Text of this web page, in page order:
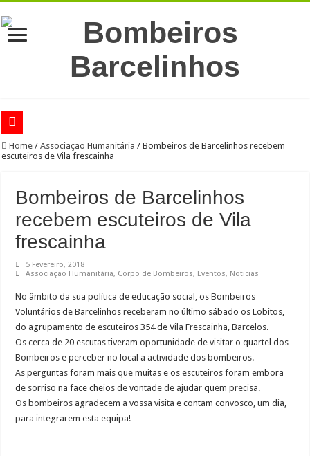
RED ALERT 2024
CARNAVAL SOLIDÁRIO!
De geração em geração…
Uma iniciativa do Motor Clube de Barcelos
Participação de Falecimento
Participação de Falecimento
Já há vencedores para o concurso de desenho lançado às crianças do primeiro
Chegou a altura de voltar a ajudar os Bombeiros de Barcelinhos com o seu IRS
Home / Associação Humanitária / Bombeiros de Barcelinhos recebem
escuteiros de Vila frescainha
Bombeiros de Barcelinhos
recebem escuteiros de Vila
frescainha
5 Fevereiro, 2018
Associação Humanitária, Corpo de Bombeiros, Eventos, Notícias
No âmbito da sua política de educação social, os Bombeiros
Voluntários de Barcelinhos receberam no último sábado os Lobitos,
do agrupamento de escuteiros 354 de Vila Frescainha, Barcelos.
Os cerca de 20 escutas tiveram oportunidade de visitar o quartel dos
Bombeiros e perceber no local a actividade dos bombeiros.
As perguntas foram mais que muitas e os escuteiros foram embora
de sorriso na face cheios de vontade de ajudar quem precisa.
Os bombeiros agradecem a vossa visita e contam convosco, um dia,
para integrarem esta equipa!